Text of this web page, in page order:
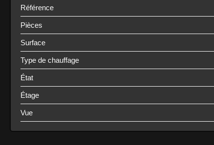
Référence
Pièces
Surface
Type de chauffage
État
Étage
Vue